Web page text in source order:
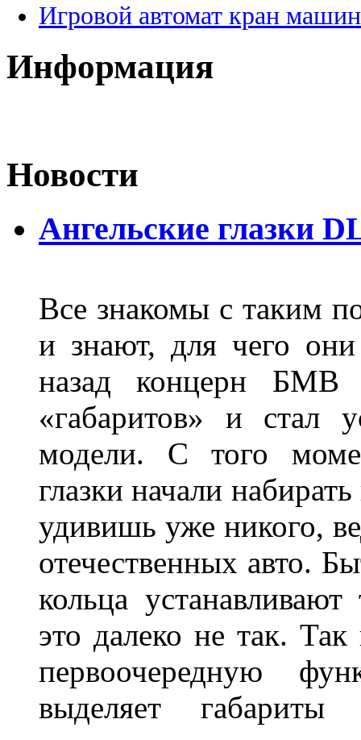
Игровой автомат кран
Информация
Новости
Ангельские глазки
Все знакомы с таким
и знают, для чего
назад концерн БМВ
«габаритов» и стал
модели. С того
глазки начали
удивишь уже никого,
отечественных авто.
кольца
это далеко не так. Так
первоочередную
выделяет